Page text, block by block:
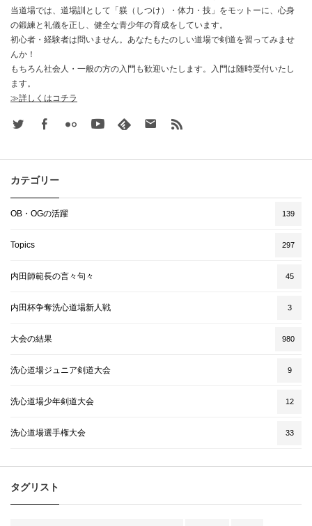
当道場では、道場訓として「躾（しつけ）・体力・技」をモットーに、心身
の鍛練と礼儀を正し、健全な青少年の育成をしています。
初心者・経験者は問いません。あなたもたのしい道場で剣道を習ってみませ
んか！
もちろん社会人・一般の方の入門も歓迎いたします。入門は随時受付いたし
ます。
≫詳しくはコチラ
Twitter FacebookFlickr Youtube feedly Contact
カテゴリー
OB・OGの活躍 139
Topics 297
内田師範長の言々句々 45
内田杯争奪洗心道場新人戦 3
大会の結果 980
洗心道場ジュニア剣道大会 9
洗心道場少年剣道大会 12
洗心道場選手権大会 33
タグリスト